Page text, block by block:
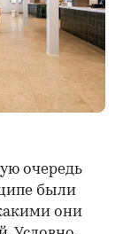
очередь
были
они